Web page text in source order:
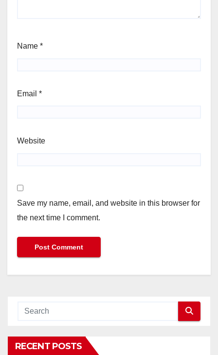
Name *
Email *
Website
Save my name, email, and website in this browser for
the next time I comment.
RECENT POSTS